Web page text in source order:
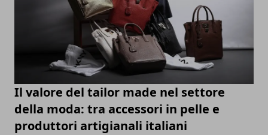
Il valore del tailor made nel settore
della moda: tra accessori in pelle e
produttori artigianali italiani